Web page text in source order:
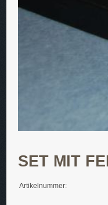
SET MIT
Artikelnummer: